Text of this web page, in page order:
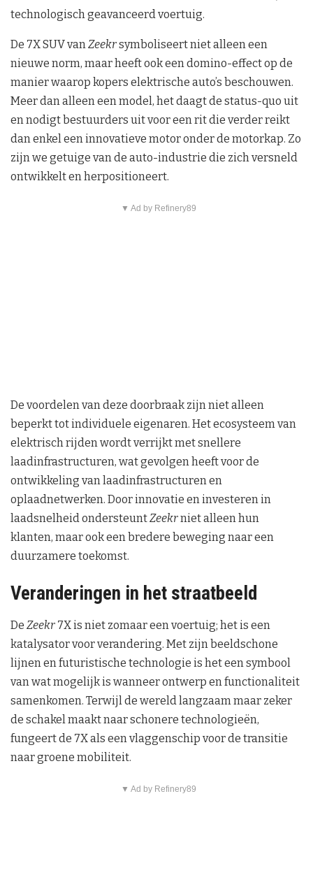
technologisch geavanceerd voertuig.
De 7X SUV vanZeekrsymboliseert niet alleen een
nieuwe norm, maar heeft ook een domino-effect op de
manier waarop kopers elektrische auto’s beschouwen.
Meer dan alleen een model, het daagt de status-quo uit
en nodigt bestuurders uit voor een rit die verder reikt
dan enkel een innovatieve motor onder de motorkap. Zo
zijn we getuige van de auto-industrie die zich versneld
ontwikkelt en herpositioneert.
▼ Ad by Refinery89
De voordelen van deze doorbraak zijn niet alleen
beperkt tot individuele eigenaren. Het ecosysteem van
elektrisch rijden wordt verrijkt met snellere
laadinfrastructuren, wat gevolgen heeft voor de
ontwikkeling van laadinfrastructuren en
oplaadnetwerken. Door innovatie en investeren in
laadsnelheid ondersteuntZeekrniet alleen hun
klanten, maar ook een bredere beweging naar een
duurzamere toekomst.
Veranderingen in het straatbeeld
De Zeekr 7X is niet zomaar een voertuig; het is een
katalysator voor verandering. Met zijn beeldschone
lijnen en futuristische technologie is het een symbool
van wat mogelijk is wanneer ontwerp en functionaliteit
samenkomen. Terwijl de wereld langzaam maar zeker
de schakel maakt naar schonere technologieën,
fungeert de 7X als een vlaggenschip voor de transitie
naar groene mobiliteit.
▼ Ad by Refinery89